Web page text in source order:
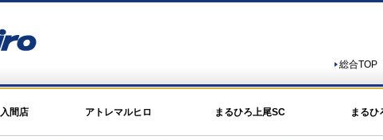
総合TOP
入間店 アトレマルヒロ まるひろ上尾SC まるひ